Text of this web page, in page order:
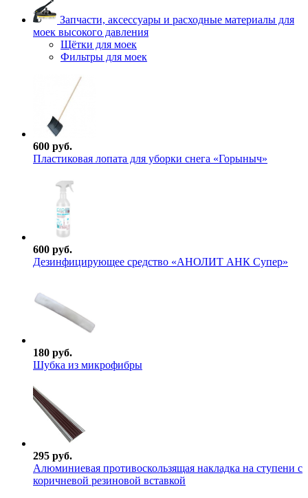
Запчасти, аксессуары и расходные материалы для
моек высокого давления
Щётки для моек
Фильтры для моек
600 руб.
Пластиковая лопата для уборки снега «Горыныч»
600 руб.
Дезинфицирующее средство «АНОЛИТ АНК Супер»
180 руб.
Шубка из микрофибры
295 руб.
Алюминиевая противоскользящая накладка на ступени с
коричневой резиновой вставкой